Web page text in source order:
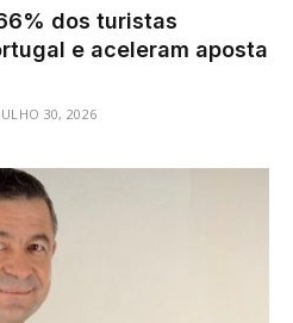
66% dos turistas
e aceleram aposta
JULHO 30, 2026